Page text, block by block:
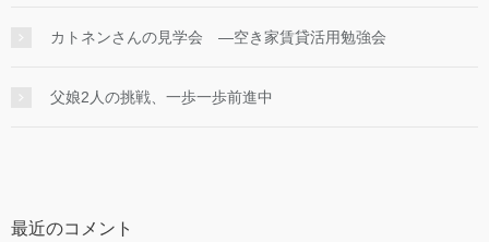
カトネンさんの見学会 ―空き家賃貸活用勉強会
父娘2人の挑戦、一歩一歩前進中
最近のコメント